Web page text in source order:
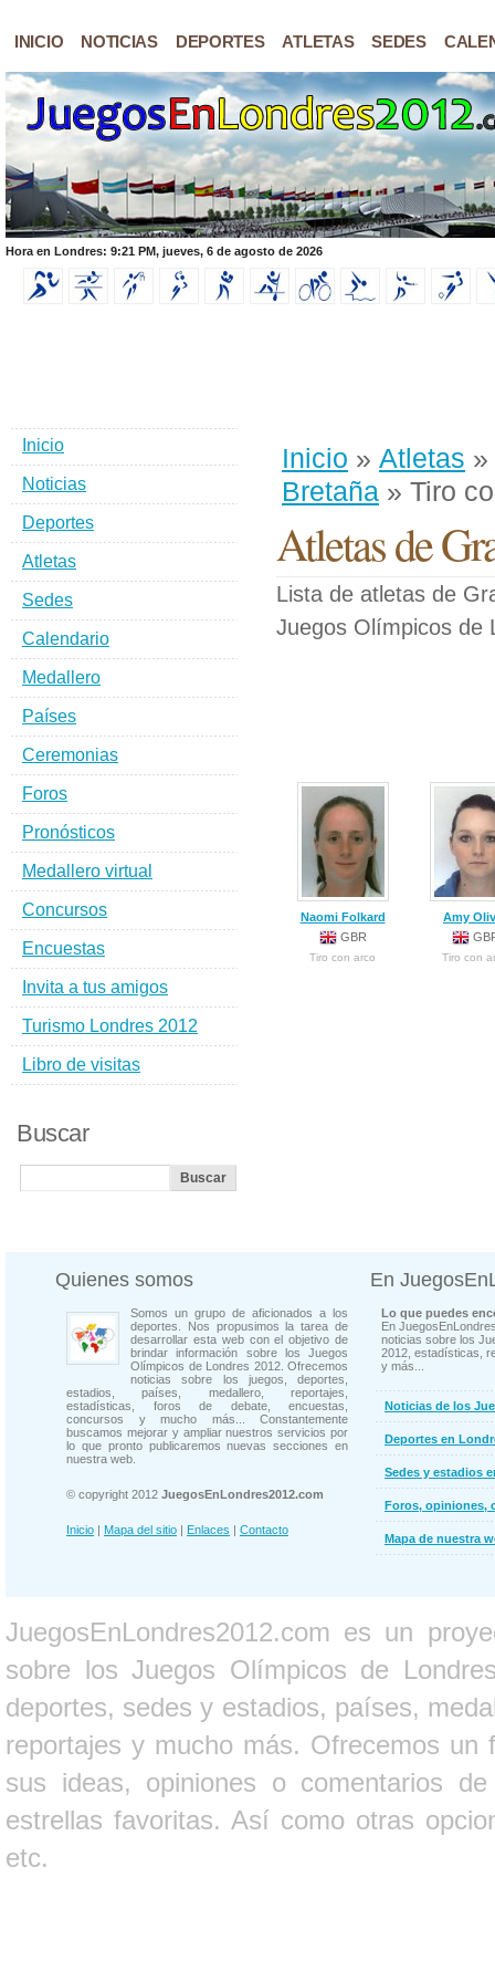
INICIO NOTICIAS DEPORTES ATLETAS SEDES
Hora en Londres: 9:21 PM, jueves, 6 de agosto de 2026
Inicio » Atletas »
Bretaña » Tiro
Atletas de
Lista de atletas de
Juegos Olímpicos de
Naomi Folkard
GBR
Tiro con arco
Amy
Tiro con
Inicio
Noticias
Deportes
Atletas
Sedes
Calendario
Medallero
Países
Ceremonias
Foros
Pronósticos
Medallero virtual
Concursos
Encuestas
Invita a tus amigos
Turismo Londres 2012
Libro de visitas
Buscar
Quienes somos
Somos un grupo de aficionados a los
deportes. Nos propusimos la tarea de
desarrollar esta web con el objetivo de
brindar información sobre los Juegos
Olímpicos de Londres 2012. Ofrecemos
noticias sobre los juegos, deportes,
estadios, países, medallero, reportajes,
estadísticas, foros de debate, encuestas,
concursos y mucho más... Constantemente
buscamos mejorar y ampliar nuestros servicios por
lo que pronto publicaremos nuevas secciones en
nuestra web.
© copyright 2012 JuegosEnLondres2012.com
Inicio | Mapa del sitio | Enlaces | Contacto
En
Lo que puedes
En
noticias sobre los
2012, estadísticas,
y más...
Noticias de los
Deportes en
Sedes y estadios
Foros, opiniones,
Mapa de nuestra
JuegosEnLondres2012.com es un
sobre los Juegos Olímpicos de
deportes, sedes y estadios, países,
reportajes y mucho más. Ofrecemos un
sus ideas, opiniones o comentarios
estrellas favoritas. Así como otras
etc.